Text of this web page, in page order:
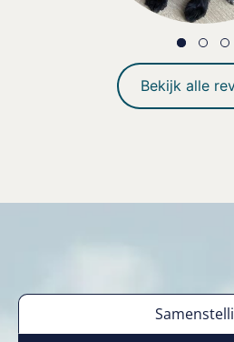
Bekijk alle